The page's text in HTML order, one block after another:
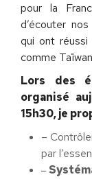
pour la
d’écouter
qui ont réussi
comme
Lors des
organisé
15h30, je
–
par
–